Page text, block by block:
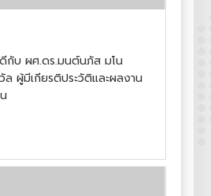
กับ ผศ.ดร.มนต์นภัส มโน
ล ผู้มีเกียรติประวัติและผลงาน